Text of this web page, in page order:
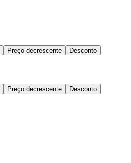
Preço decrescente Desconto
Preço decrescente Desconto